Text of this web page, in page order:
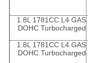
1.8L 1781CC L4 GAS
DOHC Turbocharged
1.8L 1781CC L4 GAS
DOHC Turbocharged